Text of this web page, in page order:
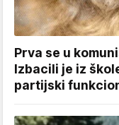
Prva se u
Izbacili je iz
partijski